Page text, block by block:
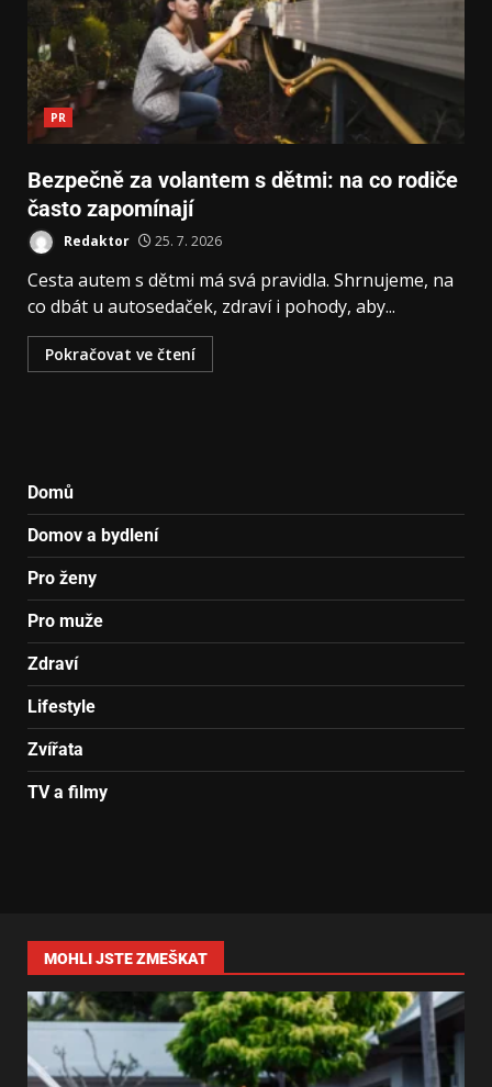
PR
Bezpečně za volantem s dětmi: na co rodiče
často zapomínají
Redaktor 25. 7. 2026
Cesta autem s dětmi má svá pravidla. Shrnujeme, na
co dbát u autosedaček, zdraví i pohody, aby...
Pokračovat ve čtení
Domů
Domov a bydlení
Pro ženy
Pro muže
Zdraví
Lifestyle
Zvířata
TV a filmy
MOHLI JSTE ZMEŠKAT